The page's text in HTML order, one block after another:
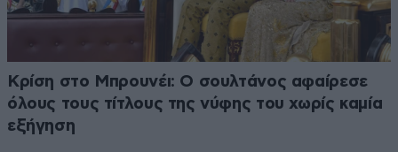
Κρίση στο Μπρουνέι: Ο σουλτάνος αφαίρεσε
όλους τους τίτλους της νύφης του χωρίς καμία
εξήγηση